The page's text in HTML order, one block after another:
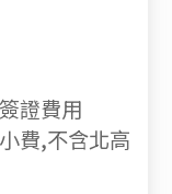
證費用
費,不含北高